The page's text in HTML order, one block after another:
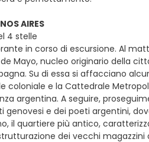
AIRES
4 stelle
in corso di escursione. Al
Mayo, nucleo originario della
Su di essa si affacciano
coloniale e la Cattedrale
argentina. A seguire,
genovesi e dei poeti argentini,
il quartiere più antico,
dei vecchi